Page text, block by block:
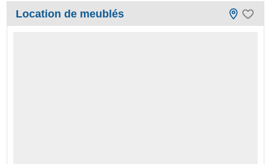
Location de meublés